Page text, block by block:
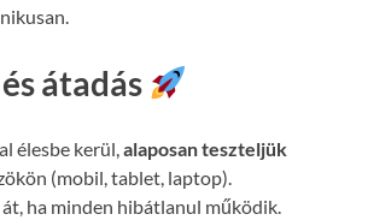
átadás
élesbe kerül,alaposan teszteljük
(mobil, tablet, laptop).
ha minden hibátlanul működik.